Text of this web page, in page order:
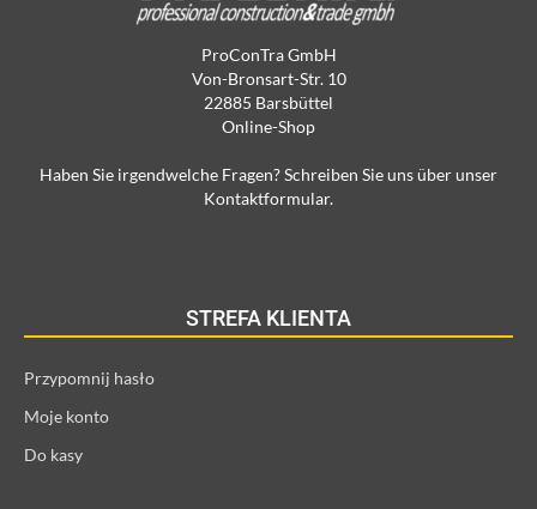
ProConTra GmbH
Von-Bronsart-Str. 10
22885 Barsbüttel
Online-Shop
Haben Sie irgendwelche Fragen? Schreiben Sie uns über unser
Kontaktformular.
STREFA KLIENTA
Przypomnij hasło
Moje konto
Do kasy